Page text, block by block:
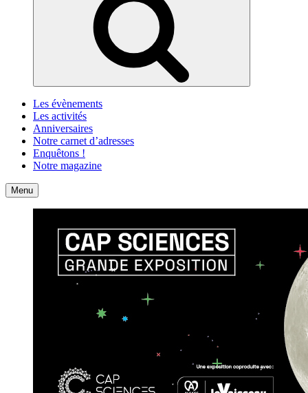
Les évènements
Les activités
Anniversaires
Notre carnet d’adresses
Enquêtons !
Notre magazine
Accueil
Menu Contact